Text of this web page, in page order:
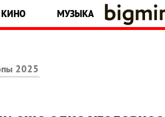
КИНО МУЗЫКА
2025